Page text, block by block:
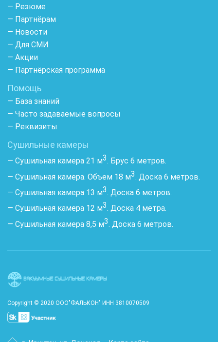
— Резюме
— Партнёрам
— Новости
— Для СМИ
— Акции
— Партнёрская программа
Помощь
— База знаний
— Часто задаваемые вопросы
— Реквизиты
Сушильные камеры
— Сушильная камера 21 м3. Брус 6 метров.
— Сушильная камера. Объем 18 м3. Доска 6 метров.
— Сушильная камера 13 м3. Доска 6 метров.
— Сушильная камера 12 м3. Доска 4 метра.
— Сушильная камера 8,5 м3. Доска 6 метров.
Copyright © 2020 ООО"ФАЛЬКОН" ИНН 3810070509